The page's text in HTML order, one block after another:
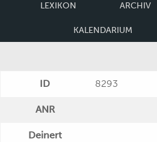
LEXIKON ARCHIV
KALENDARIUM
ID 8293
ANR
Deinert